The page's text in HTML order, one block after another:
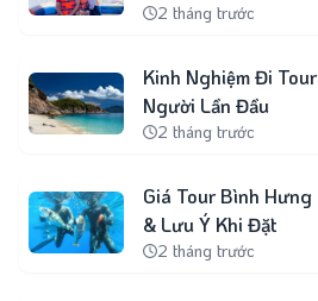
2 tháng trước
Kinh Nghiệm Đi
Người Lần Đầu
2 tháng trước
Giá Tour Bình
& Lưu Ý Khi Đặt
2 tháng trước